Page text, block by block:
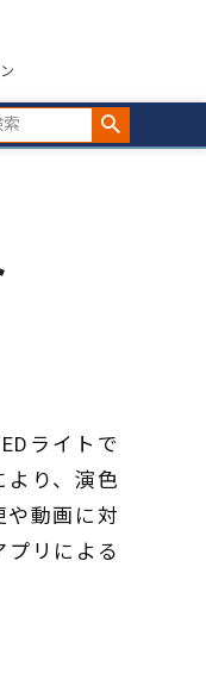
ライトで
より、演色
や動画に対
リによる